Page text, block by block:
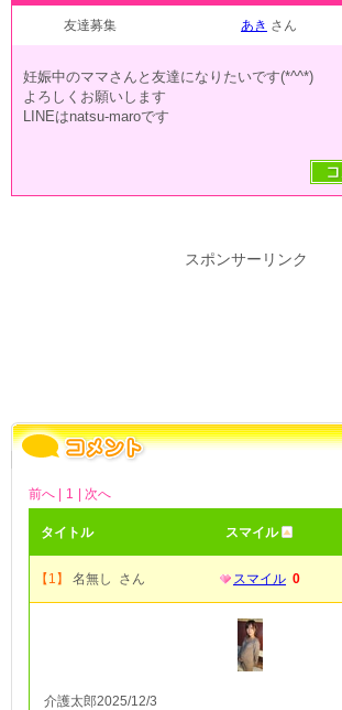
友達募集 あき さん
妊娠中のママさんと友達になりたいです(*^^*)
よろしくお願いします
LINEはnatsu-maroです
スポンサーリンク
前へ | 1 | 次へ
タイトル スマイル
【1】 名無し さん スマイル 0
介護太郎2025/12/3